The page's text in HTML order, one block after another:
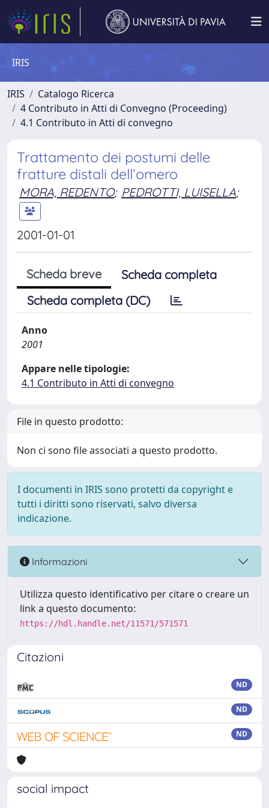
IRIS
IRIS
Catalogo Ricerca
4 Contributo in Atti di Convegno (Proceeding)
4.1 Contributo in Atti di convegno
Trattamento dei postumi delle
fratture distali dell’omero
MORA, REDENTO; PEDROTTI, LUISELLA;
2001-01-01
Scheda breve
Scheda completa
Scheda completa (DC)
Anno
2001
Appare nelle tipologie:
4.1 Contributo in Atti di convegno
File in questo prodotto:
Non ci sono file associati a questo prodotto.
I documenti in IRIS sono protetti da copyright e
tutti i diritti sono riservati, salvo diversa
indicazione.
Informazioni
Utilizza questo identificativo per citare o creare un
link a questo documento:
https://hdl.handle.net/11571/571571
Citazioni
ND
ND
ND
social impact